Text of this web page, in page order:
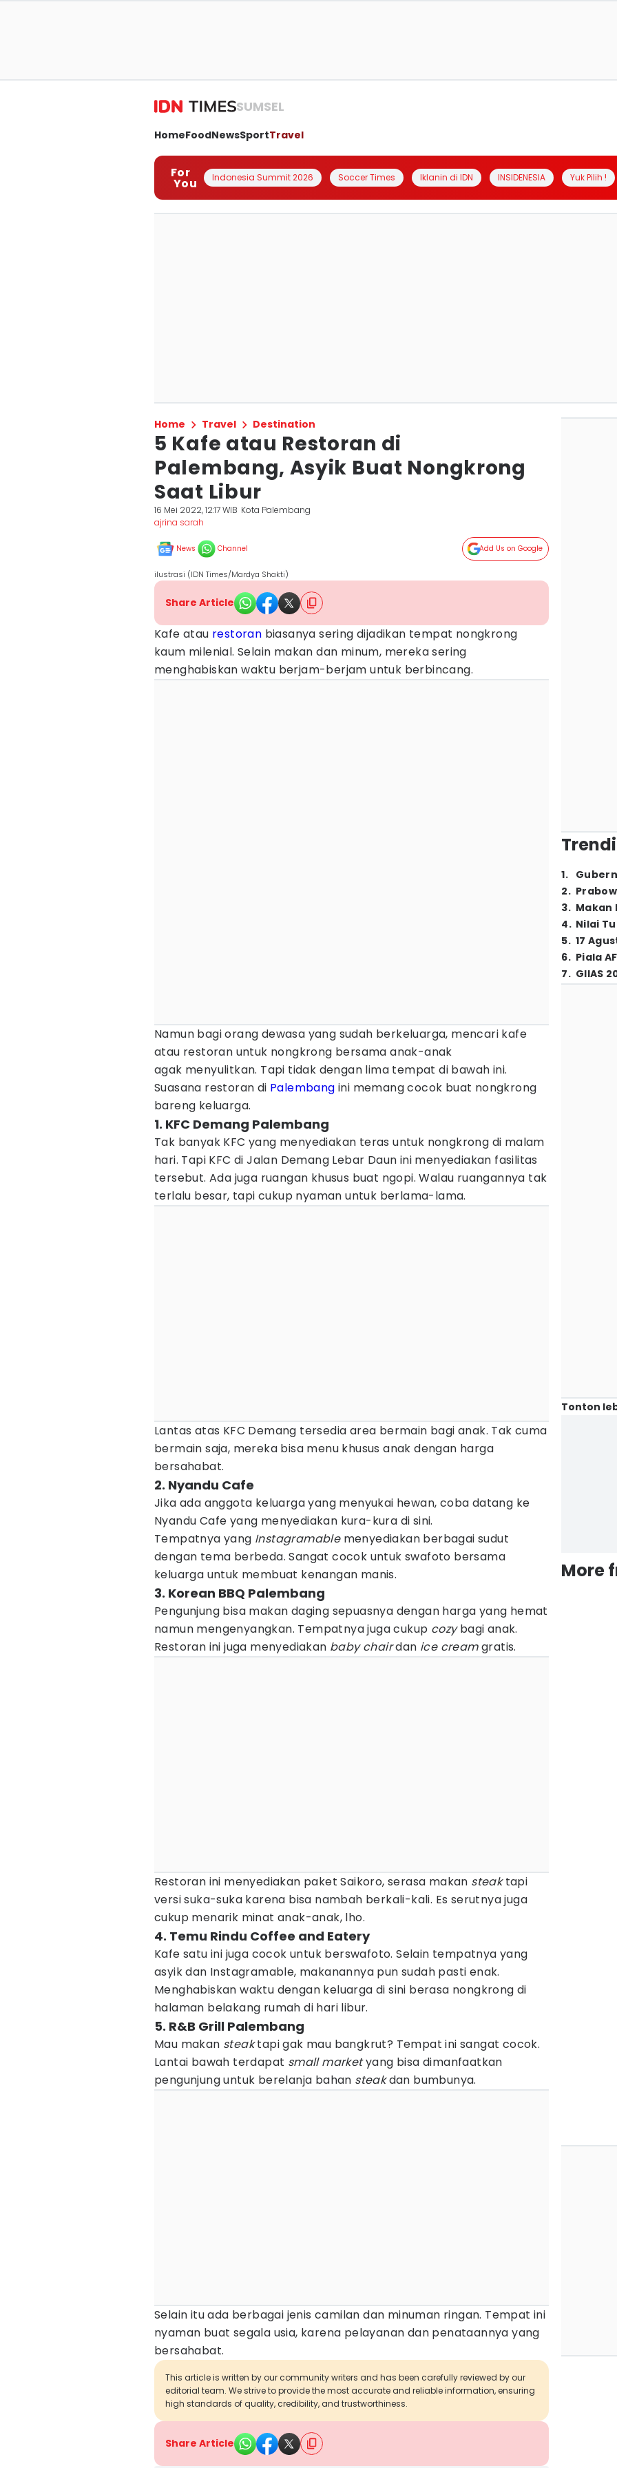
SUMSEL
HomeFoodNewsSportTravel
For
You Indonesia Summit 2026 Soccer Times Iklanin di IDN INSIDENESIA Yuk Pilih !
Home Travel Destination
5 Kafe atau Restoran di
Palembang, Asyik Buat Nongkrong
Saat Libur
16 Mei 2022, 12:17 WIB Kota Palembang
ajrina sarah
News Channel Add Us on Google
ilustrasi (IDN Times/Mardya Shakti)
Share Article
Kafe atau restoran biasanya sering dijadikan tempat nongkrong
kaum milenial. Selain makan dan minum, mereka sering
menghabiskan waktu berjam-berjam untuk berbincang.
Namun bagi orang dewasa yang sudah berkeluarga, mencari kafe
atau restoran untuk nongkrong bersama anak-anak
agak menyulitkan. Tapi tidak dengan lima tempat di bawah ini.
Suasana restoran di Palembang ini memang cocok buat nongkrong
bareng keluarga.
1. KFC Demang Palembang
Tak banyak KFC yang menyediakan teras untuk nongkrong di malam
hari. Tapi KFC di Jalan Demang Lebar Daun ini menyediakan fasilitas
tersebut. Ada juga ruangan khusus buat ngopi. Walau ruangannya tak
terlalu besar, tapi cukup nyaman untuk berlama-lama.
Lantas atas KFC Demang tersedia area bermain bagi anak. Tak cuma
bermain saja, mereka bisa menu khusus anak dengan harga
bersahabat.
2. Nyandu Cafe
Jika ada anggota keluarga yang menyukai hewan, coba datang ke
Nyandu Cafe yang menyediakan kura-kura di sini.
Tempatnya yang Instagramable menyediakan berbagai sudut
dengan tema berbeda. Sangat cocok untuk swafoto bersama
keluarga untuk membuat kenangan manis.
3. Korean BBQ Palembang
Pengunjung bisa makan daging sepuasnya dengan harga yang hemat
namun mengenyangkan. Tempatnya juga cukup cozybagi anak.
Restoran ini juga menyediakan baby chairdan ice creamgratis.
Restoran ini menyediakan paket Saikoro, serasa makan steaktapi
versi suka-suka karena bisa nambah berkali-kali. Es serutnya juga
cukup menarik minat anak-anak, lho.
4. Temu Rindu Coffee and Eatery
Kafe satu ini juga cocok untuk berswafoto. Selain tempatnya yang
asyik dan Instagramable, makanannya pun sudah pasti enak.
Menghabiskan waktu dengan keluarga di sini berasa nongkrong di
halaman belakang rumah di hari libur.
5. R&B Grill Palembang
Mau makan steaktapi gak mau bangkrut? Tempat ini sangat cocok.
Lantai bawah terdapat small marketyang bisa dimanfaatkan
pengunjung untuk berelanja bahan steakdan bumbunya.
Selain itu ada berbagai jenis camilan dan minuman ringan. Tempat ini
nyaman buat segala usia, karena pelayanan dan penataannya yang
bersahabat.
This article is written by our community writers and has been carefully reviewed by our
editorial team. We strive to provide the most accurate and reliable information, ensuring
high standards of quality, credibility, and trustworthiness.
Share Article
1.
2.
3. Makan
4. Nilai
5. 17
6. Piala
7. GIIAS
Tonton
More